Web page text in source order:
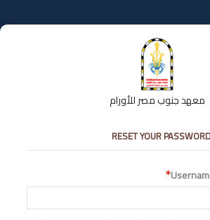
معهد جنوب مصر للأورام
RESET YOUR